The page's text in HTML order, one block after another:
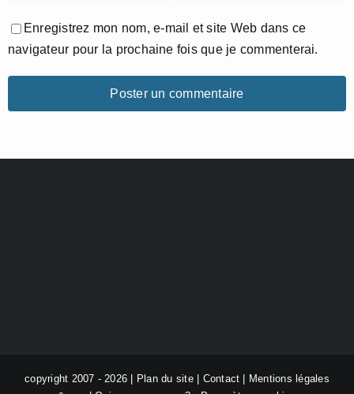
Enregistrez mon nom, e-mail et site Web dans ce
navigateur pour la prochaine fois que je commenterai.
copyright 2007 - 2026 | Plan du site| Contact
Mentions légales